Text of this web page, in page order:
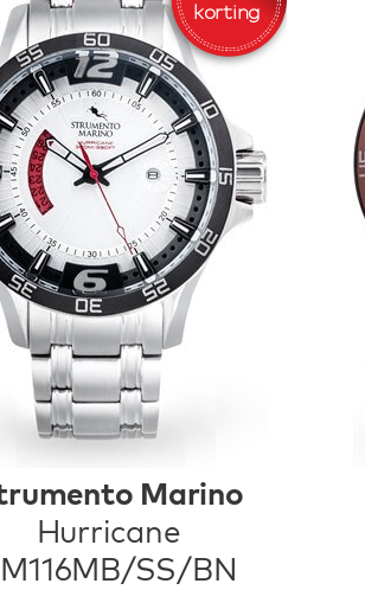
Marino
Hurricane
SS/BN